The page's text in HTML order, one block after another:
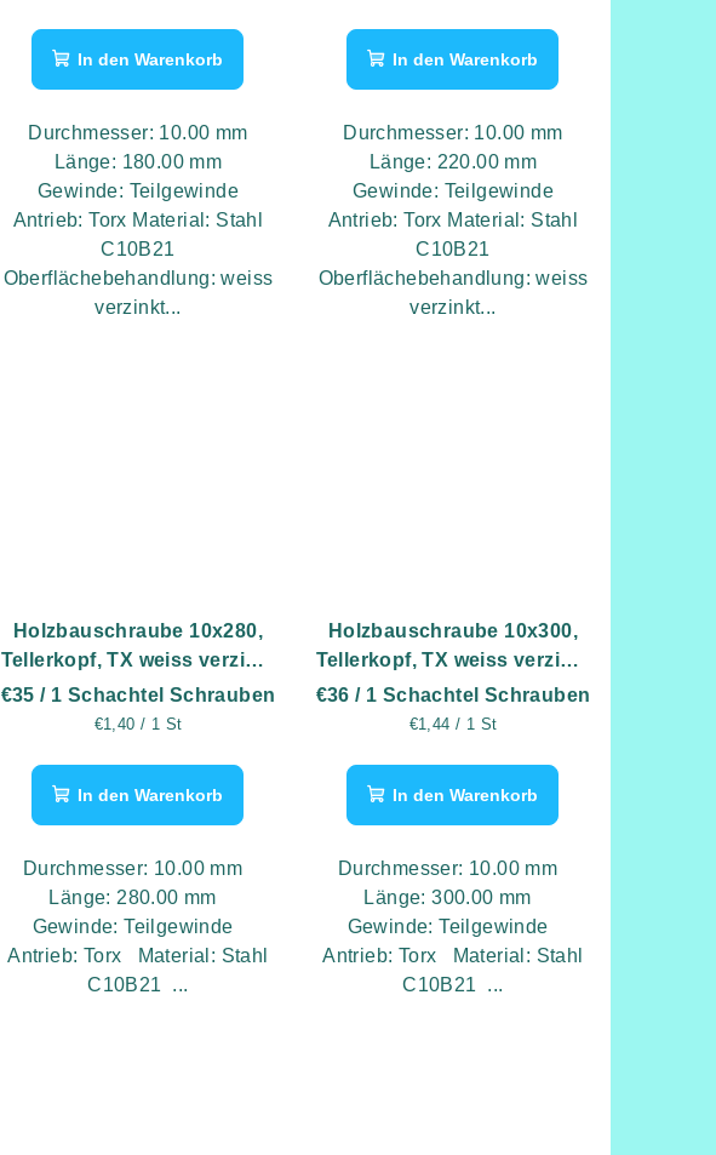
In den Warenkorb
Durchmesser: 10.00 mm
Länge: 180.00 mm
Gewinde: Teilgewinde
Antrieb: Torx Material: Stahl
C10B21
Oberflächebehandlung: weiss
verzinkt...
In den Warenkorb
Durchmesser: 10.00 mm
Länge: 220.00 mm
Gewinde: Teilgewinde
Antrieb: Torx Material: Stahl
C10B21
Oberflächebehandlung: weiss
verzinkt...
Holzbauschraube 10x280,
Tellerkopf, TX weiss verzinkt
- 25 Stk
€35/ 1 Schachtel Schrauben
Verkaufspreis:
€1,40 / 1 St
In den Warenkorb
Durchmesser: 10.00 mm
Länge: 280.00 mm
Gewinde: Teilgewinde
Antrieb: Torx Material: Stahl
C10B21 ...
Holzbauschraube 10x300,
Tellerkopf, TX weiss verzinkt
- 25 Stk
€36/ 1 Schachtel Schrauben
Verkaufspreis:
€1,44 / 1 St
In den Warenkorb
Durchmesser: 10.00 mm
Länge: 300.00 mm
Gewinde: Teilgewinde
Antrieb: Torx Material: Stahl
C10B21 ...